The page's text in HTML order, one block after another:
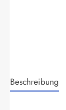
Beschreibung